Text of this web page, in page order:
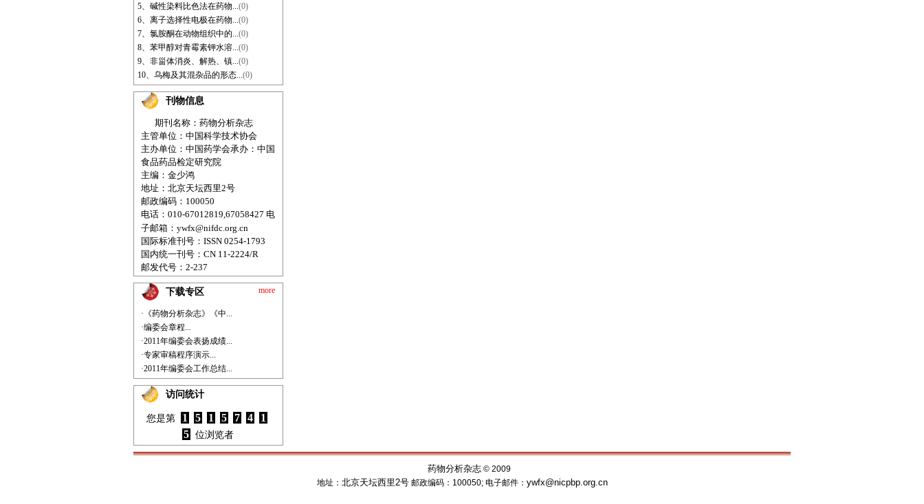
5、碱性染料比色法在药物...(0)
6、离子选择性电极在药物...(0)
7、氯胺酮在动物组织中的...(0)
8、苯甲醇对青霉素钾水溶...(0)
9、非甾体消炎、解热、镇...(0)
10、乌梅及其混杂品的形态...(0)
刊物信息
期刊名称：药物分析杂志
主管单位：中国科学技术协会
主办单位：中国药学会承办：中国
食品药品检定研究院
主编：金少鸿
地址：北京天坛西里2号
邮政编码：100050
电话：010-67012819,67058427 电
子邮箱： ywfx@nifdc.org.cn
国际标准刊号：ISSN 0254-1793
国内统一刊号：CN 11-2224/R
邮发代号：2-237
下载专区 more
·《药物分析杂志》《中...
·编委会章程...
·2011年编委会表扬成绩...
·专家审稿程序演示...
·2011年编委会工作总结...
访问统计
您是第 1 5 1 5 7 4
1
5 位浏览者
药物分析杂志© 2009
地址： 北京天坛西里2号邮政编码：100050; 电子邮件： ywfx@nicpbp.org.cn